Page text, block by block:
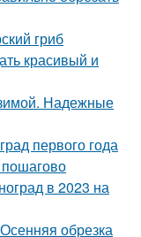
гриб
красивый и
Надежные
первого года
в 2023 на
обрезка